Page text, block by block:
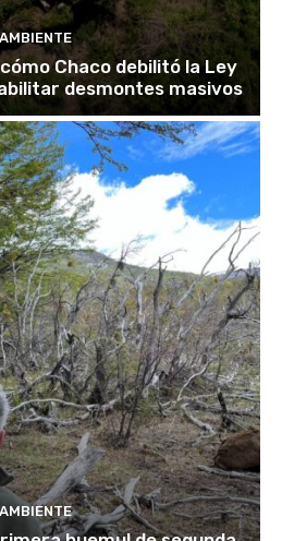
AMBIENTE
Chaco debilitó la Ley
desmontes masivos
AMBIENTE